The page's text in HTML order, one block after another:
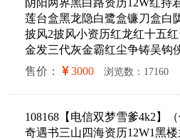
莲台盒黑龙隐白鹭盒镰刀盒白
披风2披风小资历红龙红十五
金发三代灰金霸红尘争铸吴钩
售价：
3000 浏览数：17160
108168【电信双梦雪爹4k2】
奇遇书三山四海资历12W1黑